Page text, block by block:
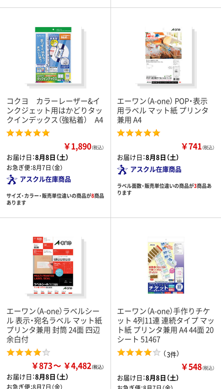
コクヨ カラーレーザー&イ
ンクジェット用はかどりタッ
クインデックス（強粘着） A4
￥1,890（税込）
お届け日：8月8日（土）
お急ぎ便：8月7日（金）
アスクル在庫商品
サイズ・カラー・販売単位違いの商品が8商品
あります
エーワン（A-one） POP・表示
用ラベル マット紙 プリンタ
兼用 A4
￥741（税込）
お届け日：8月8日（土）
アスクル在庫商品
ラベル面数・販売単位違いの商品が3商品あ
ります
エーワン（A-one）ラベルシー
ル 表示・宛名ラベル マット紙
プリンタ兼用 封筒 24面 四辺
余白付
￥873 ￥4,482
お届け日：8月8日（土）
お急ぎ便：8月7日（金）
エーワン（A-one）手作りチケ
ット 4列11連 連続タイプ マッ
ト紙 プリンタ兼用 A4 44面 20
シート 51467
（3件）
￥548（税込）
お届け日：8月8日（土）